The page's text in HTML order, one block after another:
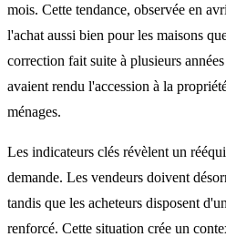
mois. Cette tendance, observée en
l'achat aussi bien pour les maisons
correction fait suite à plusieurs
avaient rendu l'accession à la
ménages.
Les indicateurs clés révèlent un
demande. Les vendeurs doivent
tandis que les acheteurs disposent
renforcé. Cette situation crée un